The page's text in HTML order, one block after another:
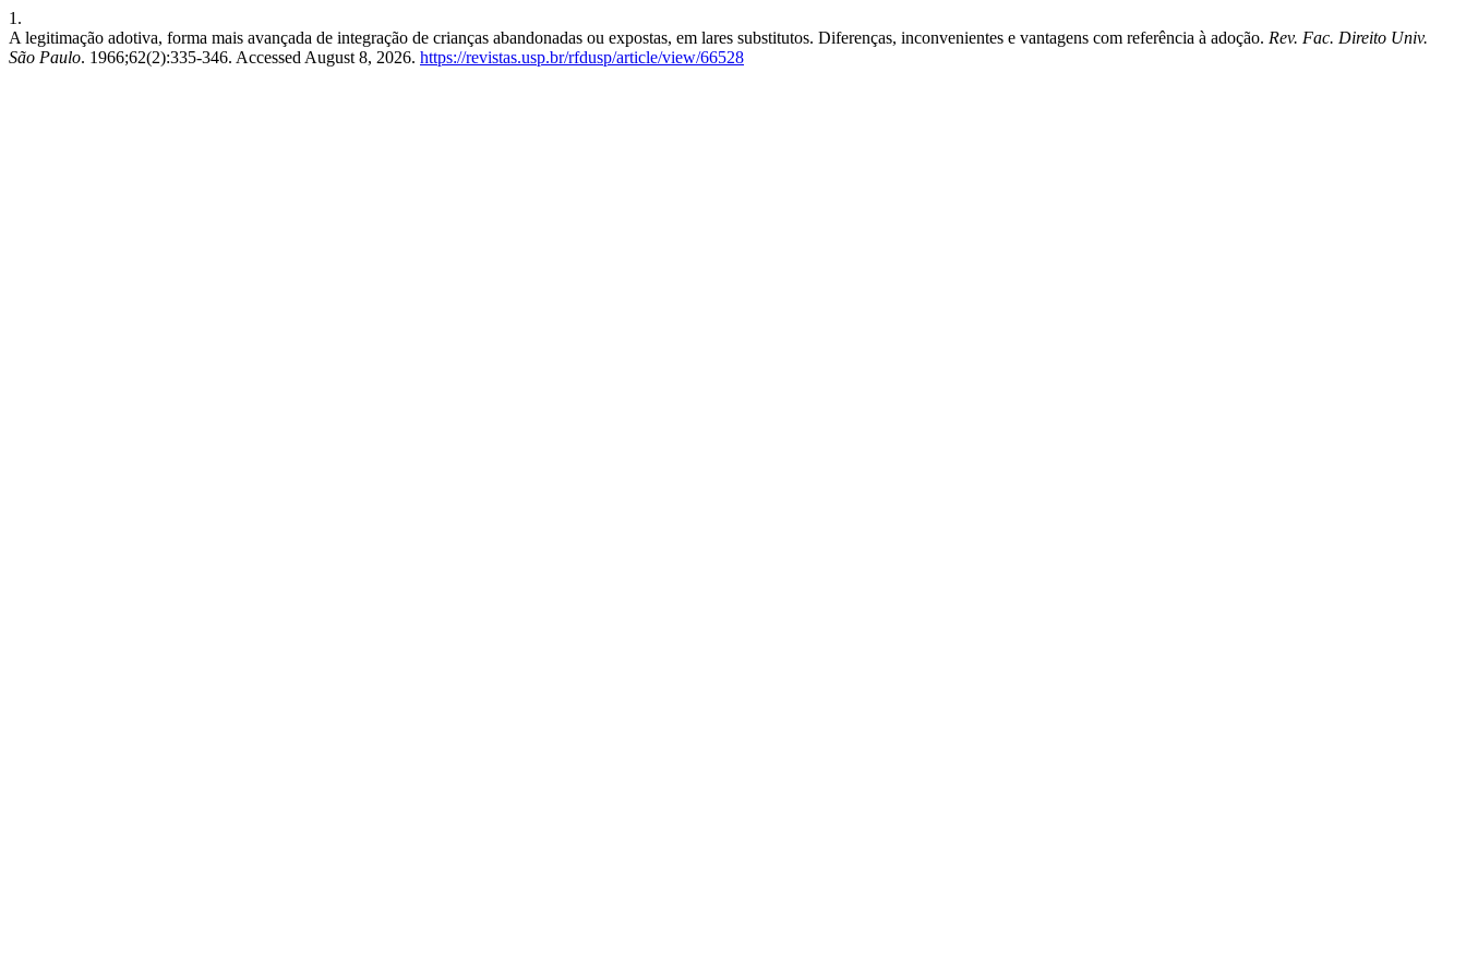
1.
A legitimação adotiva, forma mais avançada de integração de crianças abandonadas ou expostas, em lares substitutos. Diferenças, inconvenientes e vantagens com referência à adoção. Rev. Fac. Direito Univ.
São Paulo. 1966;62(2):335-346. Accessed August 8, 2026. https://revistas.usp.br/rfdusp/article/view/66528